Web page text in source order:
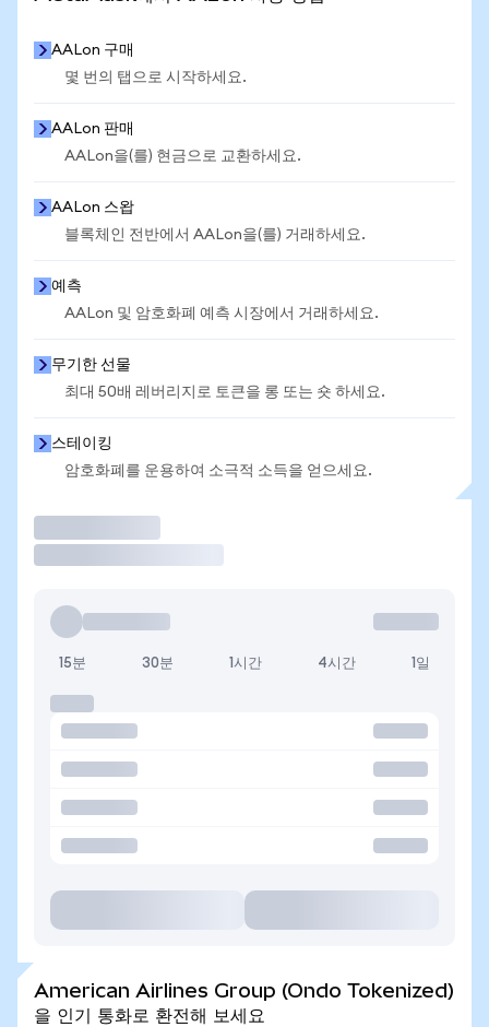
AALon 구매
몇 번의 탭으로 시작하세요.
AALon 판매
AALon을(를) 현금으로 교환하세요.
AALon 스왑
블록체인 전반에서 AALon을(를) 거래하세요.
예측
AALon 및 암호화폐 예측 시장에서 거래하세요.
무기한 선물
최대 50배 레버리지로 토큰을 롱 또는 숏 하세요.
스테이킹
암호화폐를 운용하여 소극적 소득을 얻으세요.
15분 30분 1시간 4시간 1일
American Airlines Group (Ondo Tokenized)
을 인기 통화로 환전해 보세요